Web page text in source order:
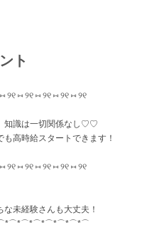
ト
୨୧ ⑅ ୨୧ ⑅ ୨୧ ⑅ ୨୧ ⑅ ୨୧
知識は一切関係なし♡♡
高時給スタートできます！
୨୧ ⑅ ୨୧ ⑅ ୨୧ ⑅ ୨୧ ⑅ ୨୧
未経験さんも大丈夫！